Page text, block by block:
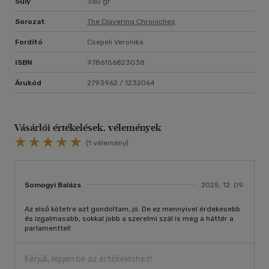
Sorozat The Clavering Chroniches
Fordító Csepeli Veronika
ISBN 9786156823038
Árukód 2793962 / 1232064
Vásárlói értékelések, vélemények
(1 vélemény)
Somogyi Balázs 2025. 12. 09.
Az első kötetre azt gondoltam, jó. De ez mennyivel érdekesebb
és izgalmasabb, sokkal jobb a szerelmi szál is meg a háttér a
parlamenttel!
Kérjük, lépjen be az értékeléshez!